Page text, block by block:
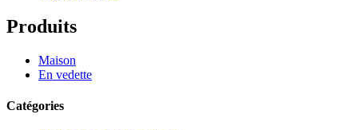
Produits
Maison
En vedette
Catégories